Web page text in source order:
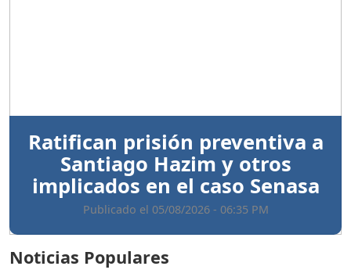
Ratifican prisión preventiva a
Santiago Hazim y otros
implicados en el caso Senasa
Publicado el 05/08/2026 - 06:35 PM
Noticias Populares